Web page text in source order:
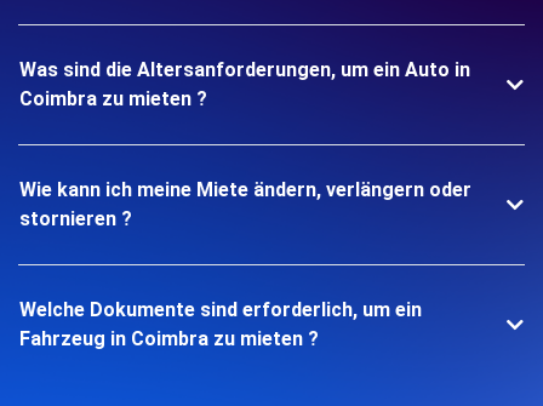
Was sind die Altersanforderungen, um ein Auto in
Coimbra zu mieten ?
Wie kann ich meine Miete ändern, verlängern oder
stornieren ?
Welche Dokumente sind erforderlich, um ein
Fahrzeug in Coimbra zu mieten ?